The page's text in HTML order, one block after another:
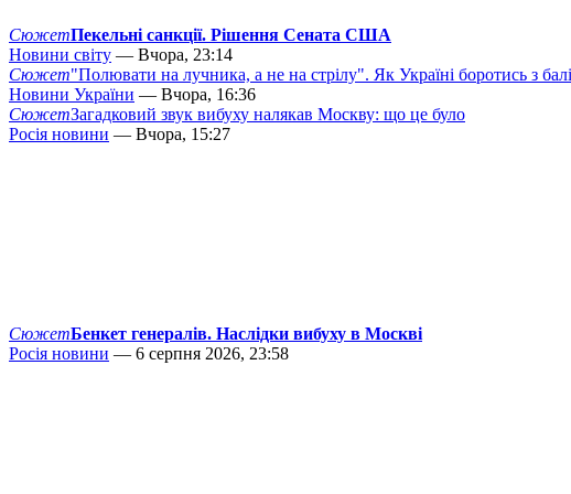
СюжетПекельні санкції. Рішення Сената США
Новини світу — Вчора, 23:14
Сюжет"Полювати на лучника, а не на стрілу". Як Україні боротись з
Новини України — Вчора, 16:36
СюжетЗагадковий звук вибуху налякав Москву: що це було
Росія новини — Вчора, 15:27
СюжетБенкет генералів. Наслідки вибуху в Москві
Росія новини — 6 серпня 2026, 23:58